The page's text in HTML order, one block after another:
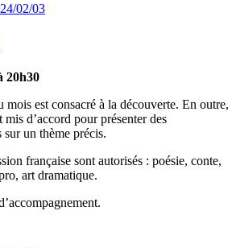
02/03
20h30
mois est consacré à la découverte. En outre,
mis d’accord pour présenter des
un thème précis.
française sont autorisés : poésie, conte,
art dramatique.